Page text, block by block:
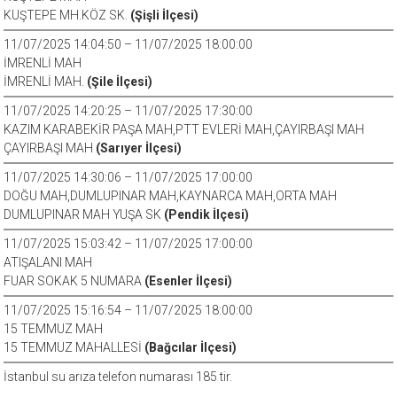
KUŞTEPE MH.KÖZ SK. (Şişli İlçesi)
11/07/2025 14:04:50 – 11/07/2025 18:00:00
İMRENLİ MAH
İMRENLİ MAH. (Şile İlçesi)
11/07/2025 14:20:25 – 11/07/2025 17:30:00
KAZIM KARABEKİR PAŞA MAH,PTT EVLERİ MAH,ÇAYIRBAŞI MAH
ÇAYIRBAŞI MAH (Sarıyer İlçesi)
11/07/2025 14:30:06 – 11/07/2025 17:00:00
DOĞU MAH,DUMLUPINAR MAH,KAYNARCA MAH,ORTA MAH
DUMLUPINAR MAH YUŞA SK (Pendik İlçesi)
11/07/2025 15:03:42 – 11/07/2025 17:00:00
ATIŞALANI MAH
FUAR SOKAK 5 NUMARA (Esenler İlçesi)
11/07/2025 15:16:54 – 11/07/2025 18:00:00
15 TEMMUZ MAH
15 TEMMUZ MAHALLESİ (Bağcılar İlçesi)
İstanbul su arıza telefon numarası 185 tir.